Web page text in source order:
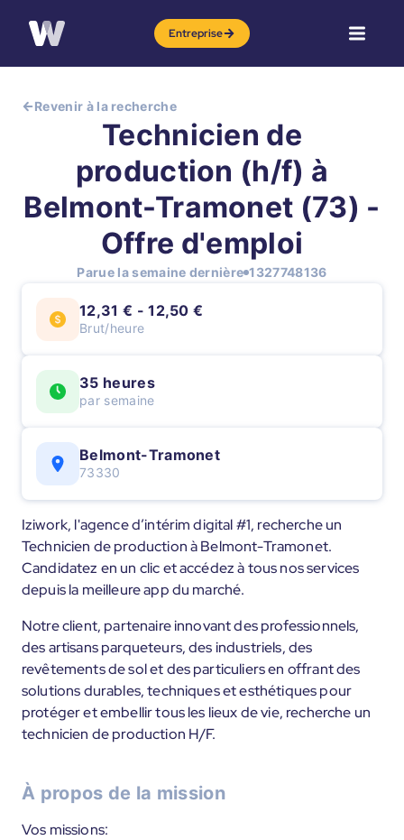
Entreprise
Revenir à la recherche
Technicien de
production (h/f) à
Belmont-Tramonet (73) -
Offre d'emploi
Parue la semaine dernière 1327748136
12,31 € - 12,50 €
Brut/heure
35 heures
par semaine
Belmont-Tramonet
73330
Iziwork, l'agence d’intérim digital #1, recherche un
Technicien de production à Belmont-Tramonet.
Candidatez en un clic et accédez à tous nos services
depuis la meilleure app du marché.
Notre client, partenaire innovant des professionnels,
des artisans parqueteurs, des industriels, des
revêtements de sol et des particuliers en offrant des
solutions durables, techniques et esthétiques pour
protéger et embellir tous les lieux de vie, recherche un
technicien de production H/F.
À propos de la mission
Vos missions: